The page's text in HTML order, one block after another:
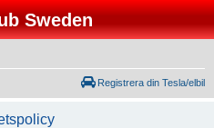
Sweden
Registrera din Tesla/elbil